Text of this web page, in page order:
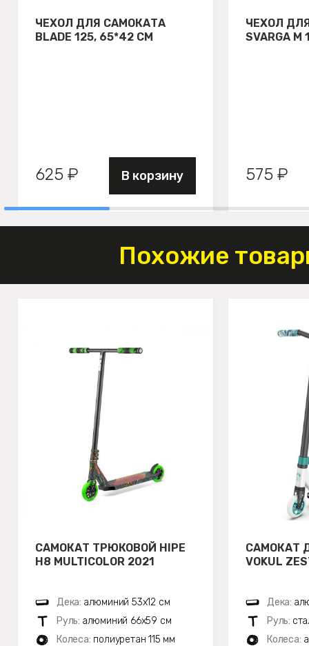
ЧЕХОЛ ДЛЯ САМОКАТА
BLADE 125, 65*42 СМ
625 ₽ В корзину
ЧЕХОЛ
SVARGA М
575 ₽
Похожие
САМОКАТ ТРЮКОВОЙ HIPE
H8 MULTICOLOR 2021
Дека: алюминий 53х12 см
Руль: алюминий 66х59 см
Колеса: полиуретан 115 мм
САМОКАТ
VOKUL
Дека:
Руль:
Колеса: